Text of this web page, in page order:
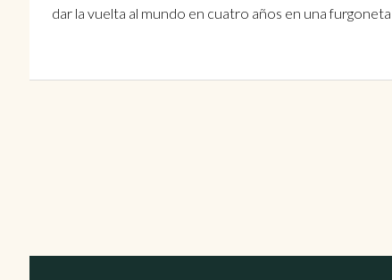
dar la vuelta al mundo en cuatro años en una